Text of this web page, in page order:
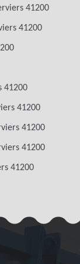
41200
41200
41200
41200
41200
41200
41200